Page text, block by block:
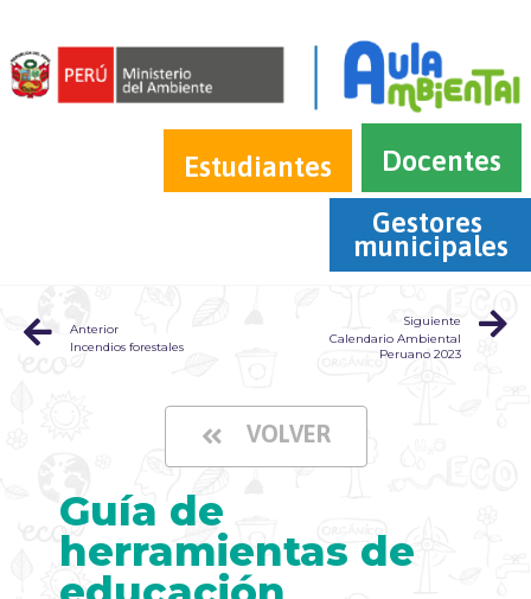
Estudiantes
Docentes
Gestores
municipales
Anterior
Incendios forestales
Siguiente
Calendario Ambiental
Peruano 2023
VOLVER
Guía de
herramientas de